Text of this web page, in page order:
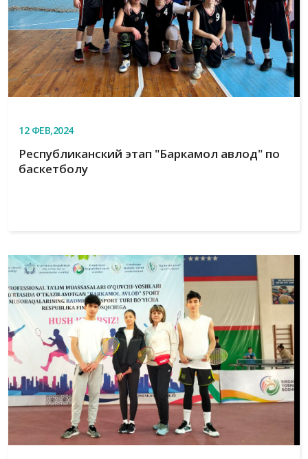
12ФЕВ,2024
Республиканский этап "Баркамол авлод" по
баскетболу